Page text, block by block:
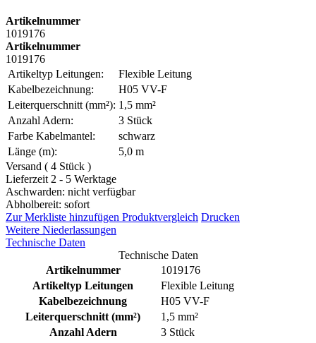
Artikelnummer
1019176
Artikelnummer
1019176
Artikeltyp Leitungen:
Flexible Leitung
Kabelbezeichnung:
H05 VV-F
Leiterquerschnitt (mm²): 1,5 mm²
Anzahl Adern:
3 Stück
Farbe Kabelmantel:
schwarz
Länge (m):
5,0 m
Versand ( 4 Stück )
Lieferzeit 2 - 5 Werktage
Aschwarden: nicht verfügbar
Abholbereit: sofort
Zur Merkliste hinzufügen Produktvergleich Drucken
Weitere Niederlassungen
Technische Daten
Technische Daten
Artikelnummer
1019176
Artikeltyp Leitungen
Flexible Leitung
Kabelbezeichnung
H05 VV-F
Leiterquerschnitt (mm²)
1,5 mm²
Anzahl Adern
3 Stück